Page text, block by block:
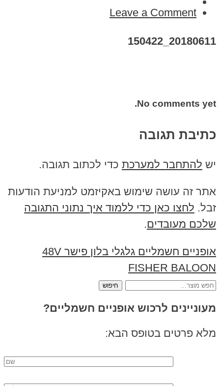
Leave a Comment
20180611_150422
No comments yet.
כתיבת תגובה
יש להתחבר למערכת כדי לכתוב תגובה.
אתר זה עושה שימוש באקיזמט למניעת הודעות
זבל. לחצו כאן כדי ללמוד איך נתוני התגובה
שלכם מעובדים.
אופניים חשמליים גלגלי בלון פישר 48V
FISHER BALOON
חיפוש
מעוניינים לרכוש אופניים חשמליים?
מלא פרטים בטופס הבא: